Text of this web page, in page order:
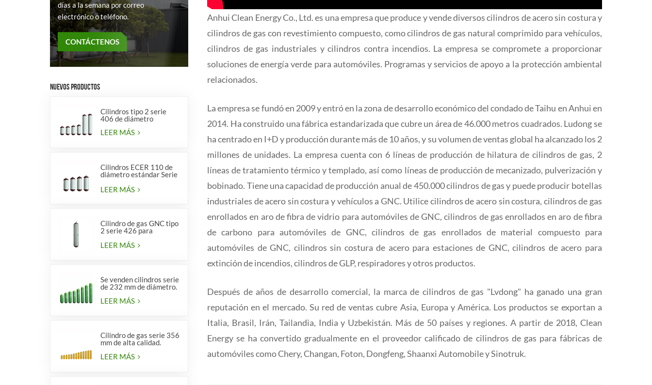
días a la semana por correo
electrónico o teléfono.
CONTÁCTENOS
NUEVOS PRODUCTOS
Cilindros tipo 2 serie
406 de diámetro
LEER MÁS
Cilindros ECER 110 de
diámetro estándar Serie
LEER MÁS
Cilindro de gas GNC tipo
2 serie 426 para
LEER MÁS
Se venden cilindros serie
de 232 mm de diámetro.
LEER MÁS
Cilindro de gas serie 356
mm de alta calidad.
LEER MÁS
Anhui Clean Energy Co., Ltd. es una empresa que produce y vende diversos cilindros de acero sin costura y
cilindros de gas con revestimiento compuesto, como cilindros de gas natural comprimido para vehículos,
cilindros de gas industriales y cilindros contra incendios. La empresa se compromete a proporcionar
soluciones de energía verde para automóviles. Programas y servicios de apoyo a la protección ambiental
relacionados.
La empresa se fundó en 2009 y entró en la zona de desarrollo económico del condado de Taihu en Anhui en
2014. Ha construido una fábrica estandarizada que cubre un área de 46.000 metros cuadrados. Ludong se
ha centrado en I+D y producción durante más de 10 años, y su volumen de ventas global ha alcanzado los 2
millones de unidades. La empresa cuenta con 6 líneas de producción de hilatura de cilindros de gas, 2
líneas de tratamiento térmico y templado, así como líneas de producción de mecanizado, pulverización y
bobinado. Tiene una capacidad de producción anual de 450.000 cilindros de gas y puede producir botellas
industriales de acero sin costura y vehículos a GNC. Utilice cilindros de acero sin costura, cilindros de gas
enrollados en aro de fibra de vidrio para automóviles de GNC, cilindros de gas enrollados en aro de fibra
de carbono para automóviles de GNC, cilindros de gas enrollados de material compuesto para
automóviles de GNC, cilindros sin costura de acero para estaciones de GNC, cilindros de acero para
extinción de incendios, cilindros de GLP, respiradores y otros productos.
Después de años de desarrollo comercial, la marca de cilindros de gas "Lvdong" ha ganado una gran
reputación en el mercado. Su red de ventas cubre Asia, Europa y América. Los productos se exportan a
Italia, Brasil, Irán, Tailandia, India y Uzbekistán. Más de 50 países y regiones. A partir de 2018, Clean
Energy se ha convertido gradualmente en el proveedor calificado de cilindros de gas para fábricas de
automóviles como Chery, Changan, Foton, Dongfeng, Shaanxi Automobile y Sinotruk.